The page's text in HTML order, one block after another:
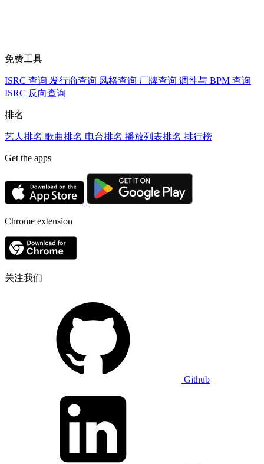
免费工具
ISRC 查询 发行商查询 风格查询 厂牌查询 调性与 BPM 查询
ISRC 反向查询
排名
艺人排名 歌曲排名 电台排名 播放列表排名 排行榜
Get the apps
Chrome extension
关注我们
Github